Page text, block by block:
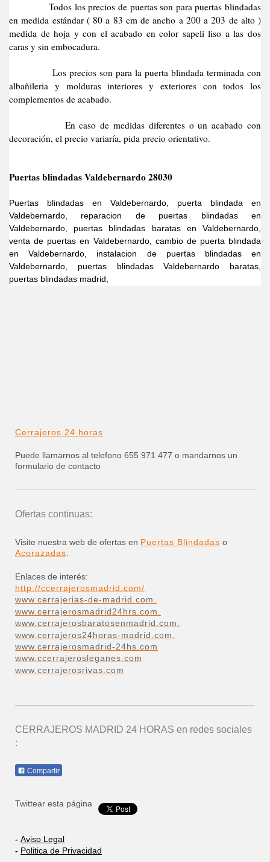
Todos los precios de puertas son para puertas blindadas
en medida estándar ( 80 a 83 cm de ancho a 200 a 203 de alto )
medida de hoja y con el acabado en color sapeli liso a las dos
caras y sin embocadura.
Los precios son para la puerta blindada terminada con
albañileria y molduras interiores y exteriores con todos los
complementos de acabado.
En caso de medidas diferentes o un acabado con
decoración, el precio variaría, pida precio orientativo.
Puertas blindadas Valdebernardo 28030
Puertas blindadas en Valdebernardo, puerta blindada en
Valdebernardo, reparacion de puertas blindadas en
Valdebernardo, puertas blindadas baratas en Valdebernardo,
venta de puertas en Valdebernardo, cambio de puerta blindada
en Valdebernardo, instalacion de puertas blindadas en
Valdebernardo, puertas blindadas Valdebernardo baratas,
puertas blindadas madrid,
Cerrajeros 24 horas
Puede llamarnos al telefono 655 971 477 o mandarnos un
formulario de contacto
Ofertas continuas:
Visite nuestra web de ofertas en Puertas Blindadas o
Acorazadas
Enlaces de interés:
http://ccerrajerosmadrid.com/
www.cerrajerias-de-madrid.com.
www.cerrajerosmadrid24hrs.com.
www.cerrajerosbaratosenmadrid.com.
www.cerrajeros24horas-madrid.com.
www.cerrajerosmadrid-24hs.com
www.ccerrajerosleganes.com
www.cerrajerosrivas.com
CERRAJEROS MADRID 24 HORAS en redes sociales
:
Compartir
Twittear esta página
- Aviso Legal
- Politica de Privacidad